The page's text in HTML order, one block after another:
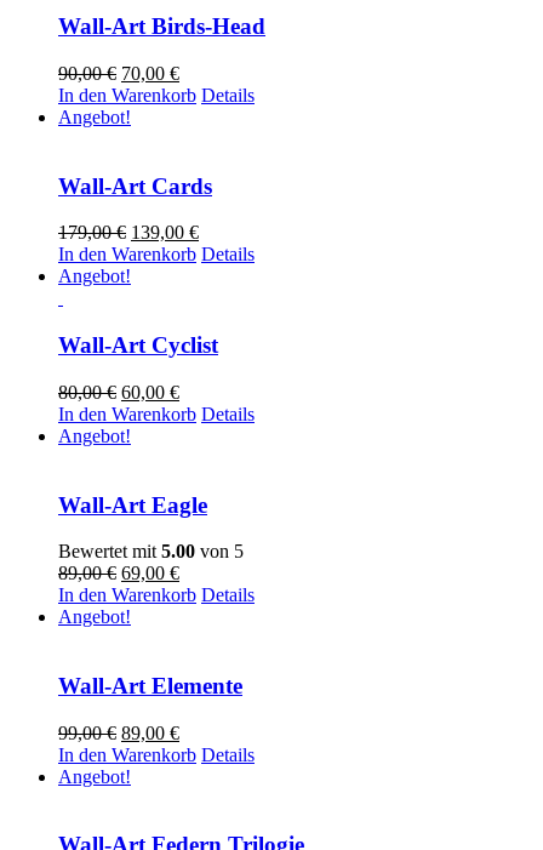
Wall-Art Birds-Head
90,00€ Ursprünglicher
Preis
war:
70,00 €Aktueller
Preis
In den Warenkorb Details
Angebot!
Wall-Art Cards
179,00€ Ursprünglicher
Preis
139,00 €Aktueller
Preis
In den Warenkorb Details
Angebot!
Wall-Art Cyclist
80,00€ Ursprünglicher
Preis
war:
60,00 €Aktueller
Preis
In den Warenkorb Details
Angebot!
Wall-Art Eagle
Bewertet mit 5.00 von 5
89,00€ Ursprünglicher
Preis
war:
69,00 €Aktueller
Preis
In den Warenkorb Details
Angebot!
Wall-Art Elemente
99,00€ Ursprünglicher
Preis
war:
89,00 €Aktueller
Preis
In den Warenkorb Details
Angebot!